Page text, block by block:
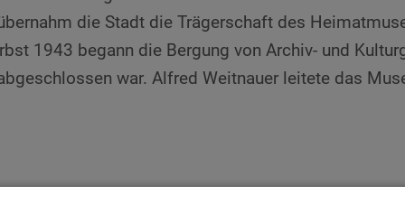
die Stadt die Trägerschaft des
1943 begann die Bergung von Archiv- und
war. Alfred Weitnauer leitete das
1946 organisierte der Verein, inzwischen in